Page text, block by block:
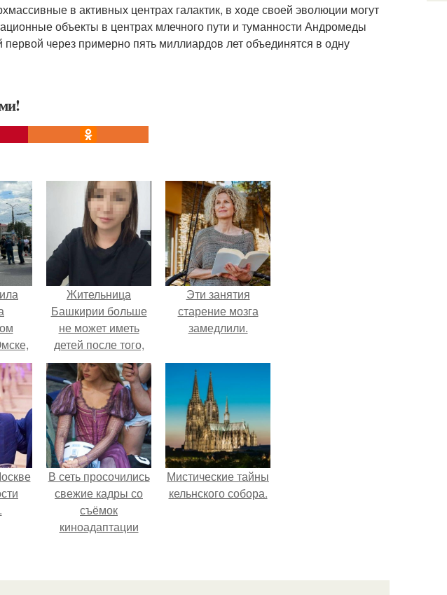
в активных центрах галактик, в ходе своей эволюции могут
объекты в центрах млечного пути и туманности Андромеды
через примерно пять миллиардов лет объединятся в одну
8
Жительница
Башкирии больше
не может иметь
детей после того,
как медики сделали
ей аборт на шестом
месяце
беременности и
оставили в матке
плаценту.
Эти занятия
старение мозга
замедлили.
В сеть просочились
свежие кадры со
съёмок
киноадаптации
моментально
Мистические тайны
кельнского собора.